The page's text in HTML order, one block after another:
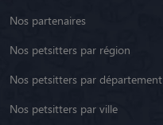
Nos partenaires
Nos petsitters par région
Nos petsitters par département
Nos petsitters par ville